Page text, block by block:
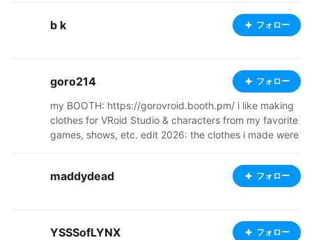
utube.com/@AcidicDoll DeviantArt: https://www.devia
ntart.com/acidicdoll?rnrd=274182 Toyhou.se: https://t
b k フォロー
goro214 フォロー
my BOOTH: https://gorovroid.booth.pm/ i like making
clothes for VRoid Studio & characters from my favorite
games, shows, etc. edit 2026: the clothes i made were
maddydead フォロー
YSSSofLYNX フォロー